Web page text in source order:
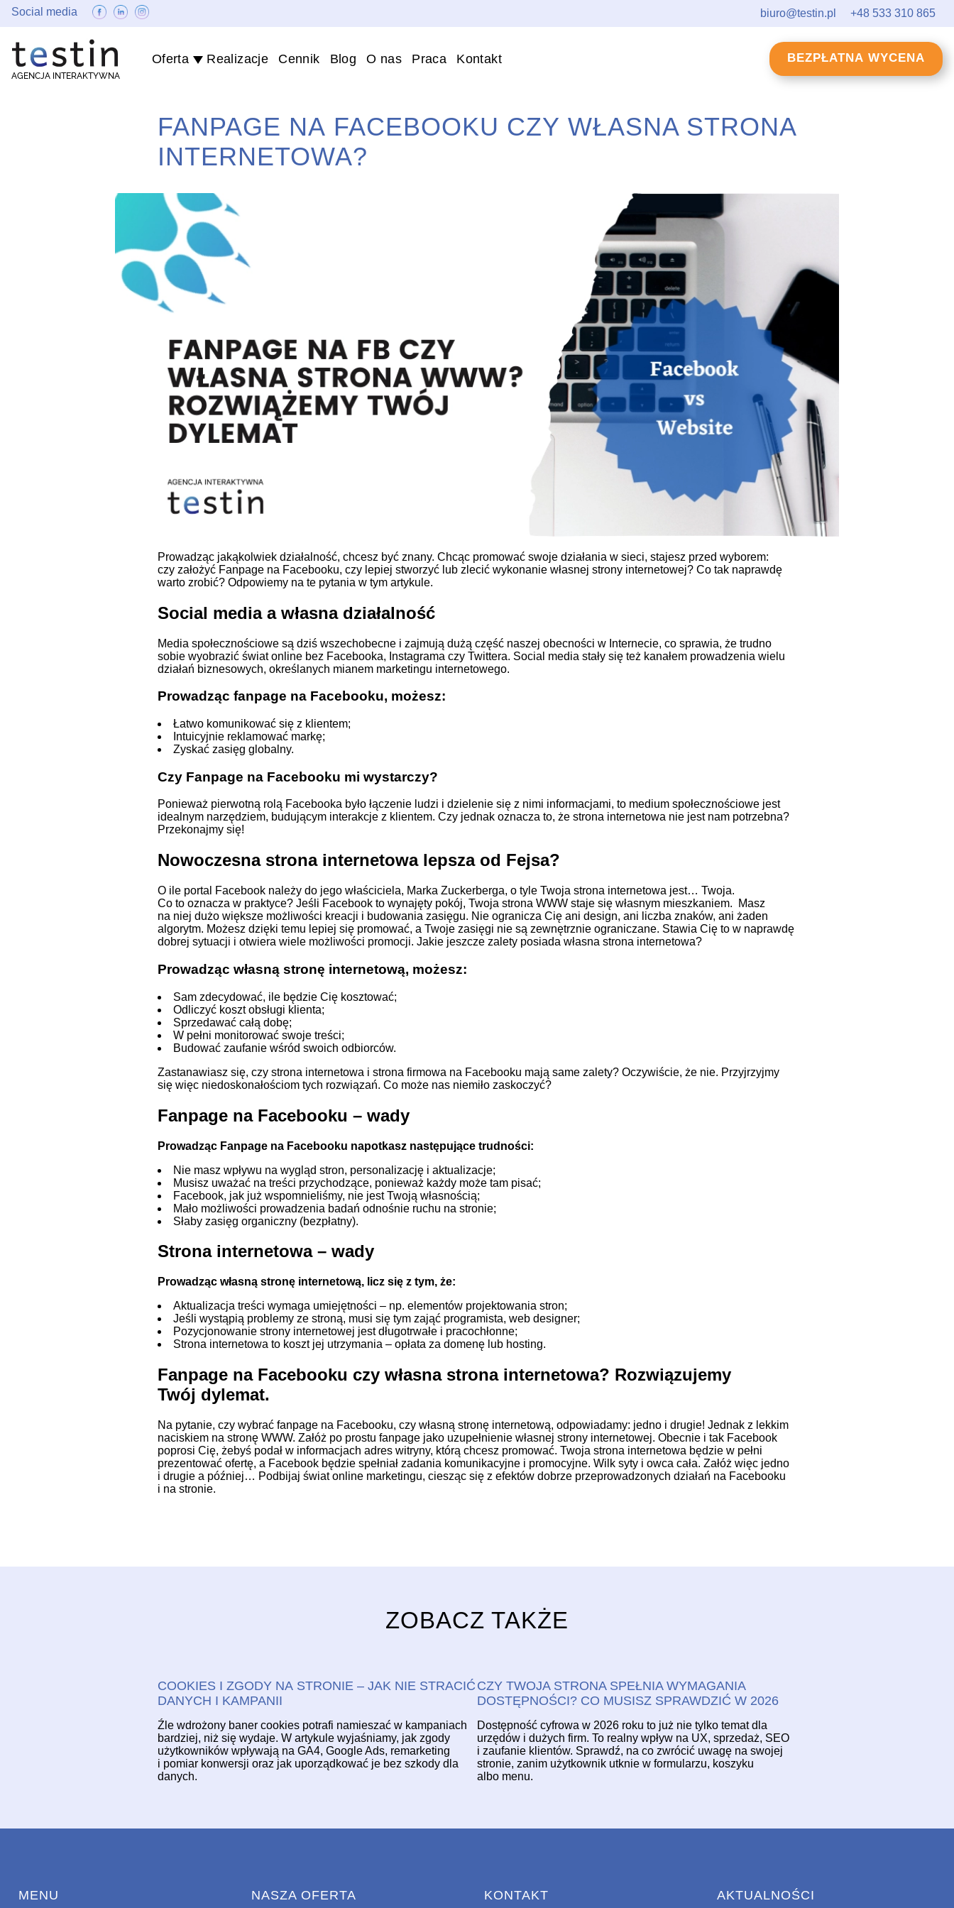
Social media biuro@testin.pl +48 533 310 865
AGENCJA INTERAKTYWNA
Oferta Realizacje Cennik Blog O nas Praca Kontakt BEZPŁATNA WYCENA
FANPAGE NA FACEBOOKU CZY WŁASNA STRONA
INTERNETOWA?
Prowadząc jakąkolwiek działalność, chcesz być znany. Chcąc promować swoje działania w sieci, stajesz przed wyborem:
czy założyć Fanpage na Facebooku, czy lepiej stworzyć lub zlecić wykonanie własnej strony internetowej? Co tak naprawdę
warto zrobić? Odpowiemy na te pytania w tym artykule.
Social media a własna działalność
Media społecznościowe są dziś wszechobecne i zajmują dużą część naszej obecności w Internecie, co sprawia, że trudno
sobie wyobrazić świat online bez Facebooka, Instagrama czy Twittera. Social media stały się też kanałem prowadzenia wielu
działań biznesowych, określanych mianem marketingu internetowego.
Prowadząc fanpage na Facebooku, możesz:
Łatwo komunikować się z klientem;
Intuicyjnie reklamować markę;
Zyskać zasięg globalny.
Czy Fanpage na Facebooku mi wystarczy?
Ponieważ pierwotną rolą Facebooka było łączenie ludzi i dzielenie się z nimi informacjami, to medium społecznościowe jest
idealnym narzędziem, budującym interakcje z klientem. Czy jednak oznacza to, że strona internetowa nie jest nam potrzebna?
Przekonajmy się!
Nowoczesna strona internetowa lepsza od Fejsa?
O ile portal Facebook należy do jego właściciela, Marka Zuckerberga, o tyle Twoja strona internetowa jest… Twoja.
Co to oznacza w praktyce? Jeśli Facebook to wynajęty pokój, Twoja strona WWW staje się własnym mieszkaniem. Masz
na niej dużo większe możliwości kreacji i budowania zasięgu. Nie ogranicza Cię ani design, ani liczba znaków, ani żaden
algorytm. Możesz dzięki temu lepiej się promować, a Twoje zasięgi nie są zewnętrznie ograniczane. Stawia Cię to w naprawdę
dobrej sytuacji i otwiera wiele możliwości promocji. Jakie jeszcze zalety posiada własna strona internetowa?
Prowadząc własną stronę internetową, możesz:
Sam zdecydować, ile będzie Cię kosztować;
Odliczyć koszt obsługi klienta;
Sprzedawać całą dobę;
W pełni monitorować swoje treści;
Budować zaufanie wśród swoich odbiorców.
Zastanawiasz się, czy strona internetowa i strona firmowa na Facebooku mają same zalety? Oczywiście, że nie. Przyjrzyjmy
się więc niedoskonałościom tych rozwiązań. Co może nas niemiło zaskoczyć?
Fanpage na Facebooku – wady
Prowadząc Fanpage na Facebooku napotkasz następujące trudności:
Nie masz wpływu na wygląd stron, personalizację i aktualizacje;
Musisz uważać na treści przychodzące, ponieważ każdy może tam pisać;
Facebook, jak już wspomnieliśmy, nie jest Twoją własnością;
Mało możliwości prowadzenia badań odnośnie ruchu na stronie;
Słaby zasięg organiczny (bezpłatny).
Strona internetowa – wady
Prowadząc własną stronę internetową, licz się z tym, że:
Aktualizacja treści wymaga umiejętności – np. elementów projektowania stron;
Jeśli wystąpią problemy ze stroną, musi się tym zająć programista, web designer;
Pozycjonowanie strony internetowej jest długotrwałe i pracochłonne;
Strona internetowa to koszt jej utrzymania – opłata za domenę lub hosting.
Fanpage na Facebooku czy własna strona internetowa? Rozwiązujemy
Twój dylemat.
Na pytanie, czy wybrać fanpage na Facebooku, czy własną stronę internetową, odpowiadamy: jedno i drugie! Jednak z lekkim
naciskiem na stronę WWW. Załóż po prostu fanpage jako uzupełnienie własnej strony internetowej. Obecnie i tak Facebook
poprosi Cię, żebyś podał w informacjach adres witryny, którą chcesz promować. Twoja strona internetowa będzie w pełni
prezentować ofertę, a Facebook będzie spełniał zadania komunikacyjne i promocyjne. Wilk syty i owca cała. Załóż więc jedno
i drugie a później… Podbijaj świat online marketingu, ciesząc się z efektów dobrze przeprowadzonych działań na Facebooku
i na stronie.
ZOBACZ TAKŻE
COOKIES I ZGODY NA STRONIE – JAK NIE STRACIĆ
DANYCH I KAMPANII
Źle wdrożony baner cookies potrafi namieszać w kampaniach
bardziej, niż się wydaje. W artykule wyjaśniamy, jak zgody
użytkowników wpływają na GA4, Google Ads, remarketing
i pomiar konwersji oraz jak uporządkować je bez szkody dla
danych.
CZY TWOJA STRONA SPEŁNIA WYMAGANIA
DOSTĘPNOŚCI? CO MUSISZ SPRAWDZIĆ W 2026
Dostępność cyfrowa w 2026 roku to już nie tylko temat dla
urzędów i dużych firm. To realny wpływ na UX, sprzedaż, SEO
i zaufanie klientów. Sprawdź, na co zwrócić uwagę na swojej
stronie, zanim użytkownik utknie w formularzu, koszyku
albo menu.
MENU NASZA OFERTA KONTAKT AKTUALNOŚCI